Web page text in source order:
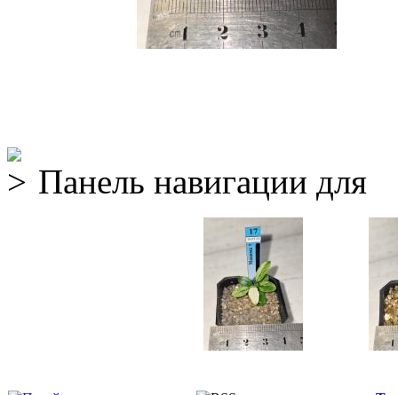
Панель навигации для